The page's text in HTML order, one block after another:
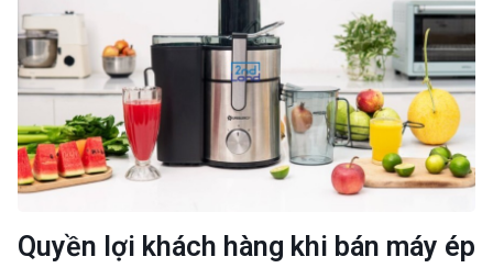
Quyền lợi khách hàng khi bán máy ép